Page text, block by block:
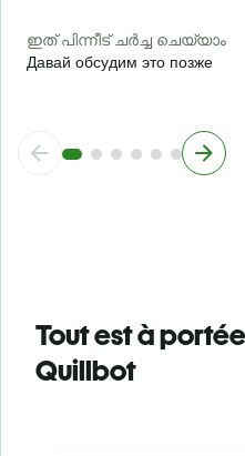
ഇത് പിന്നീട് ചർച്ച ചെയ്യാം
Давай обсудим это позже
Tout est à
Quillbot